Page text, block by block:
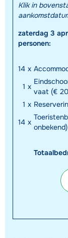
Klik in
zaterdag 3
personen:
14 x
1 x
vaat (€
1 x
14 x
onbekend)